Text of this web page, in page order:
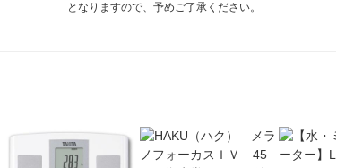
となりますので、予めご了承ください。